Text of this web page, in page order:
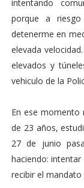
intentando
porque a
detenerme en
elevada
elevados y
vehiculo de la
En ese momento
de 23 años,
27 de junio
haciendo:
recibir el